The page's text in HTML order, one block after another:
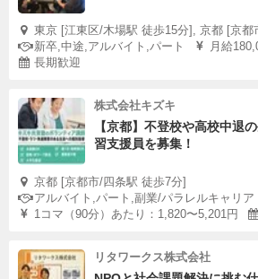
東京 [江東区/木場駅 徒歩15分], 京都 [京都
新卒,中途,アルバイト,パート
月給
長期歓迎
株式会社キズキ
【京都】不登校や高校中退
習支援員を募集！
京都 [京都市/四条駅 徒歩7分]
アルバイト,パート,副業/パラレルキャリア
1コマ（90分）あたり：1,820〜5,201円
リタワークス株式会社